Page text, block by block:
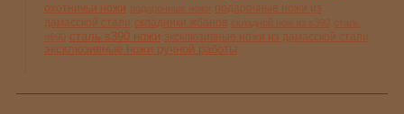
охотничьи ножи
складники жбанов
сталь s390 ножи
эксклюзивные ножи ручной работы